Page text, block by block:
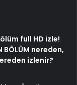
full HD izle!
BÖLÜM nereden,
izlenir?